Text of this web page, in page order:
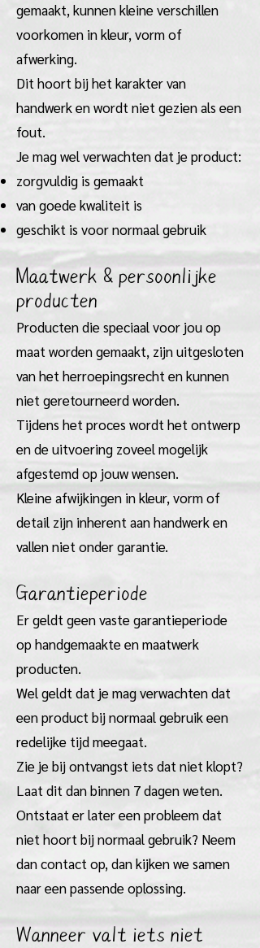
gemaakt, kunnen kleine verschillen
voorkomen in kleur, vorm of
afwerking.
Dit hoort bij het karakter van
handwerk en wordt niet gezien als een
fout.
Je mag wel verwachten dat je product:
zorgvuldig is gemaakt
van goede kwaliteit is
geschikt is voor normaal gebruik
Maatwerk & persoonlijke
producten
Producten die speciaal voor jou op
maat worden gemaakt, zijn uitgesloten
van het herroepingsrecht en kunnen
niet geretourneerd worden.
Tijdens het proces wordt het ontwerp
en de uitvoering zoveel mogelijk
afgestemd op jouw wensen.
Kleine afwijkingen in kleur, vorm of
detail zijn inherent aan handwerk en
vallen niet onder garantie.
Garantieperiode
Er geldt geen vaste garantieperiode
op handgemaakte en maatwerk
producten.
Wel geldt dat je mag verwachten dat
een product bij normaal gebruik een
redelijke tijd meegaat.
Zie je bij ontvangst iets dat niet klopt?
Laat dit dan binnen 7 dagen weten.
Ontstaat er later een probleem dat
niet hoort bij normaal gebruik? Neem
dan contact op, dan kijken we samen
naar een passende oplossing.
Wanneer valt iets niet